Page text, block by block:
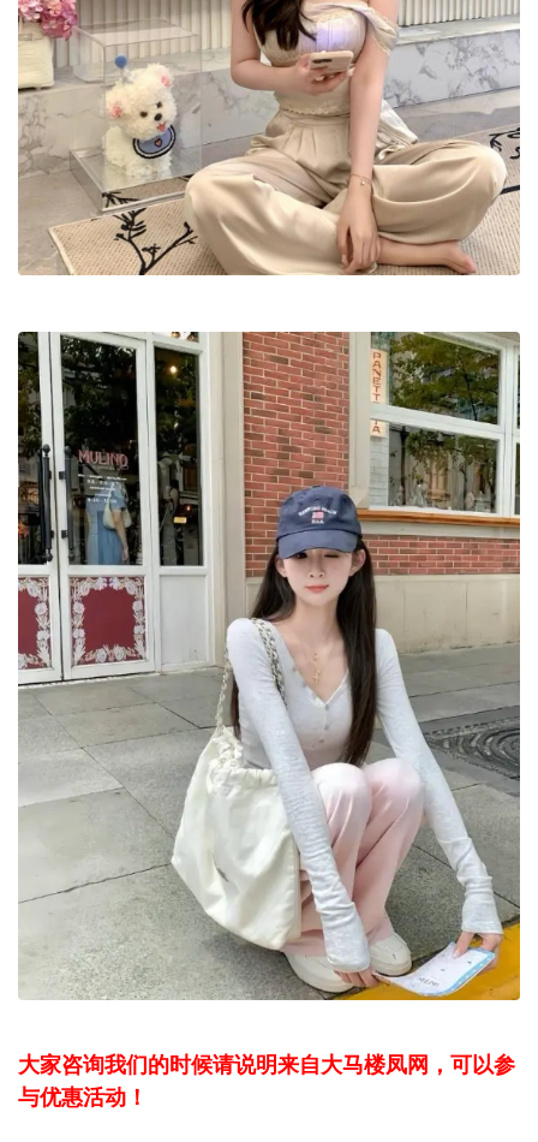
大家咨询我们的时候请说明来自大马楼凤网，可以参
与优惠活动！